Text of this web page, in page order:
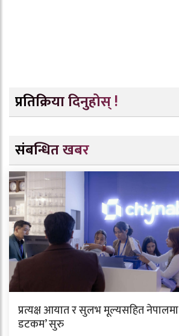
प्रतिक्रिया दिनुहोस् !
संबन्धित खबर
प्रत्यक्ष आयात र सुलभ मूल्यसहित नेपालमा
डटकम’ सुरु